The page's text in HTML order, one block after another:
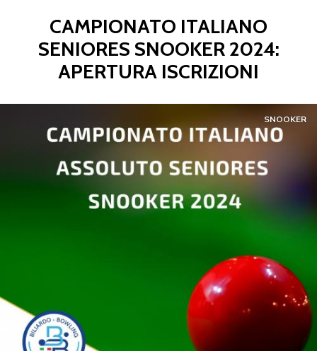
CAMPIONATO ITALIANO
SENIORES SNOOKER 2024:
APERTURA ISCRIZIONI
SNOOKER